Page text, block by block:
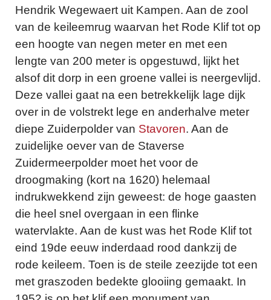
Hendrik Wegewaert uit Kampen. Aan de zool
van de keileemrug waarvan het Rode Klif tot op
een hoogte van negen meter en met een
lengte van 200 meter is opgestuwd, lijkt het
alsof dit dorp in een groene vallei is neergevlijd.
Deze vallei gaat na een betrekkelijk lage dijk
over in de volstrekt lege en anderhalve meter
diepe Zuiderpolder van Stavoren. Aan de
zuidelijke oever van de Staverse
Zuidermeerpolder moet het voor de
droogmaking (kort na 1620) helemaal
indrukwekkend zijn geweest: de hoge gaasten
die heel snel overgaan in een flinke
watervlakte. Aan de kust was het Rode Klif tot
eind 19de eeuw inderdaad rood dankzij de
rode keileem. Toen is de steile zeezijde tot een
met graszoden bedekte glooiing gemaakt. In